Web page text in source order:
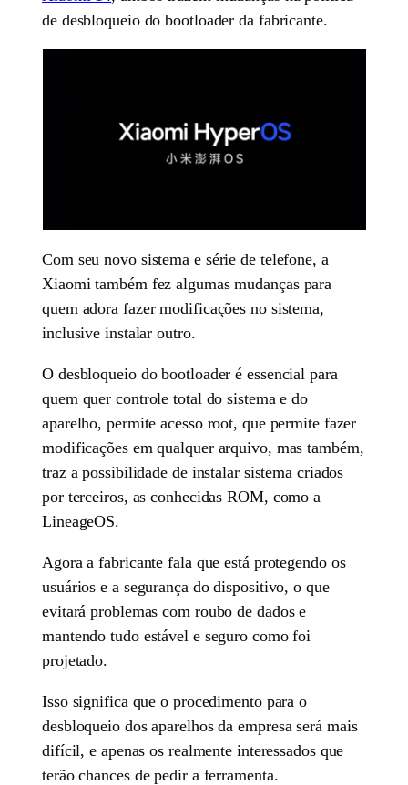
de desbloqueio do bootloader da fabricante.
Com seu novo sistema e série de telefone, a
Xiaomi também fez algumas mudanças para
quem adora fazer modificações no sistema,
inclusive instalar outro.
O desbloqueio do bootloader é essencial para
quem quer controle total do sistema e do
aparelho, permite acesso root, que permite fazer
modificações em qualquer arquivo, mas também,
traz a possibilidade de instalar sistema criados
por terceiros, as conhecidas ROM, como a
LineageOS.
Agora a fabricante fala que está protegendo os
usuários e a segurança do dispositivo, o que
evitará problemas com roubo de dados e
mantendo tudo estável e seguro como foi
projetado.
Isso significa que o procedimento para o
desbloqueio dos aparelhos da empresa será mais
difícil, e apenas os realmente interessados que
terão chances de pedir a ferramenta.